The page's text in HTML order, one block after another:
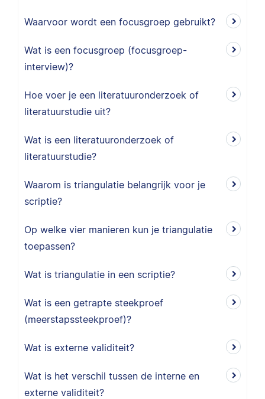
Waarvoor wordt een focusgroep gebruikt?
Wat is een focusgroep (focusgroep-
interview)?
Hoe voer je een literatuuronderzoek of
literatuurstudie uit?
Wat is een literatuuronderzoek of
literatuurstudie?
Waarom is triangulatie belangrijk voor je
scriptie?
Op welke vier manieren kun je triangulatie
toepassen?
Wat is triangulatie in een scriptie?
Wat is een getrapte steekproef
(meerstapssteekproef)?
Wat is externe validiteit?
Wat is het verschil tussen de interne en
externe validiteit?